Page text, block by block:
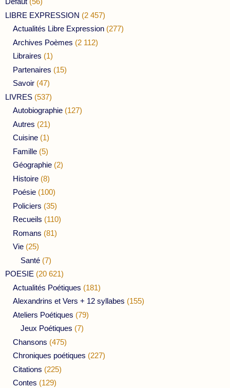
LIBRE EXPRESSION (2 457)
Actualités Libre Expression (277)
Archives Poèmes (2 112)
Libraires (1)
Partenaires (15)
Savoir (47)
LIVRES (537)
Autobiographie (127)
Autres (21)
Cuisine (1)
Famille (5)
Géographie (2)
Histoire (8)
Poésie (100)
Policiers (35)
Recueils (110)
Romans (81)
Vie (25)
Santé (7)
POESIE (20 621)
Actualités Poétiques (181)
Alexandrins et Vers + 12 syllabes (155)
Ateliers Poétiques (79)
Jeux Poétiques (7)
Chansons (475)
Chroniques poétiques (227)
Citations (225)
Contes (129)